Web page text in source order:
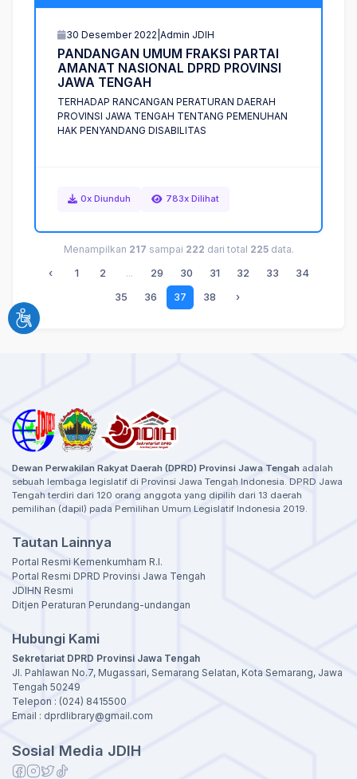
30 Desember 2022 Admin JDIH
PANDANGAN UMUM FRAKSI PARTAI
AMANAT NASIONAL DPRD PROVINSI
JAWA TENGAH
TERHADAP RANCANGAN PERATURAN DAERAH
PROVINSI JAWA TENGAH TENTANG PEMENUHAN
HAK PENYANDANG DISABILITAS
0x Diunduh 783x Dilihat
Menampilkan 217 sampai 222 dari total 225data.
‹ 1 2 ... 29 30 31 32 33
34
35
36 37 38 ›
Dewan Perwakilan Rakyat Daerah (DPRD) Provinsi Jawa Tengah adalah
sebuah lembaga legislatif di Provinsi Jawa Tengah Indonesia. DPRD Jawa
Tengah terdiri dari 120 orang anggota yang dipilih dari 13 daerah
pemilihan (dapil) pada Pemilihan Umum Legislatif Indonesia 2019.
Tautan Lainnya
Portal Resmi Kemenkumham R.I.
Portal Resmi DPRD Provinsi Jawa Tengah
JDIHN Resmi
Ditjen Peraturan Perundang-undangan
Hubungi Kami
Sekretariat DPRD Provinsi Jawa Tengah
Jl. Pahlawan No.7, Mugassari, Semarang Selatan, Kota Semarang, Jawa
Tengah 50249
Telepon : (024) 8415500
Email : dprdlibrary@gmail.com
Sosial Media JDIH